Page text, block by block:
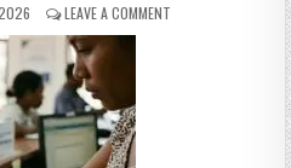
DATE: LEAVE A COMMENT ON ENDOSSER UN